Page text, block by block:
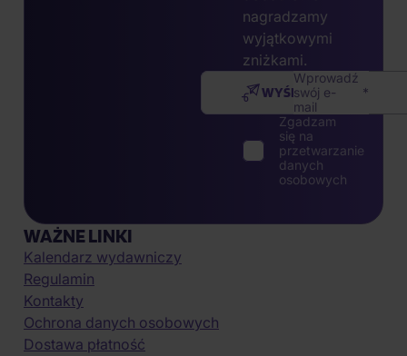
nagradzamy
wyjątkowymi
zniżkami.
Wprowadź
swój e-
mail
WYŚLIJ
Zgadzam
się na
przetwarzanie
danych
osobowych
WAŻNE LINKI
Kalendarz wydawniczy
Regulamin
Kontakty
Ochrona danych osobowych
Dostawa płatność